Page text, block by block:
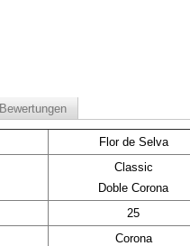
Bewertungen
Flor de Selva
Classic
Doble Corona
25
Corona